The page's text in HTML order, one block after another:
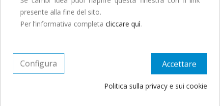
12,00 €
presente alla fine del sito.
Per l’informativa completa cliccare quì.
Accettare
Configura
Politica sulla privacy e sui cookie
Continua ad ordinare, le spedizioni
riprenderanno a Settembre.